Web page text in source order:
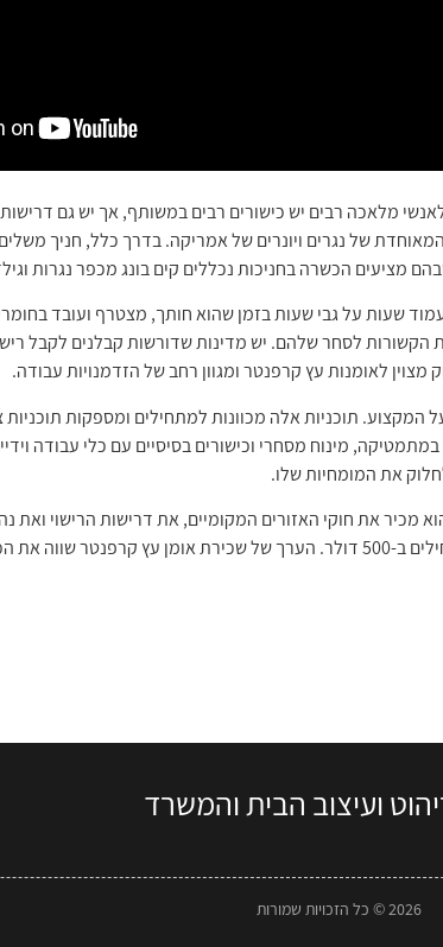
מלאכה רבים יש כישורים רבים במשותף, אך יש גם
של נגרים ויונרים של אמריקה. בדרך כלל, חניך
מציעים הכשרה בחניכות נכללים קים בונג מכפר נגרות
שעות על גבי שעות בזמן שהוא חותך, מצטרף ועובד
הקשורות לסחר שלהם. יש מדינות שדורשות קבלנים לקבל
לאומנות עץ קרפנטר ומגוון רחב של הזדמנויות עבודה.
12 שבועות, וכוללות שיעורים במתמטיקה, מינוח מסחרי וכישורים בסיסיים עם
את המומחיות שלו.
מכיר את חוקי האזורים המקומיים, את דרישות הרישוי ואת
הנגרות חיונית לשלמות המבנית של בית. תיקוני נגרות טיפוסיים מתחילים ב-500 דולר. הערך של
ועיצוב הבית והמשרד
2026 © כל הזכויות שמורות